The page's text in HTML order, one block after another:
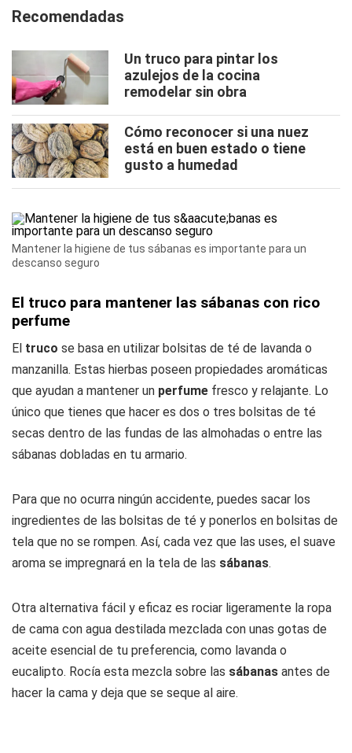
Recomendadas
Un truco para pintar los
azulejos de la cocina
remodelar sin obra
Cómo reconocer si una nuez
está en buen estado o tiene
gusto a humedad
Mantener la higiene de tus sábanas es importante para un
descanso seguro
El truco para mantener las sábanas con rico
perfume
El truco se basa en utilizar bolsitas de té de lavanda o
manzanilla. Estas hierbas poseen propiedades aromáticas
que ayudan a mantener un perfume fresco y relajante. Lo
único que tienes que hacer es dos o tres bolsitas de té
secas dentro de las fundas de las almohadas o entre las
sábanas dobladas en tu armario.
Para que no ocurra ningún accidente, puedes sacar los
ingredientes de las bolsitas de té y ponerlos en bolsitas de
tela que no se rompen. Así, cada vez que las uses, el suave
aroma se impregnará en la tela de las sábanas.
Otra alternativa fácil y eficaz es rociar ligeramente la ropa
de cama con agua destilada mezclada con unas gotas de
aceite esencial de tu preferencia, como lavanda o
eucalipto. Rocía esta mezcla sobre las sábanas antes de
hacer la cama y deja que se seque al aire.